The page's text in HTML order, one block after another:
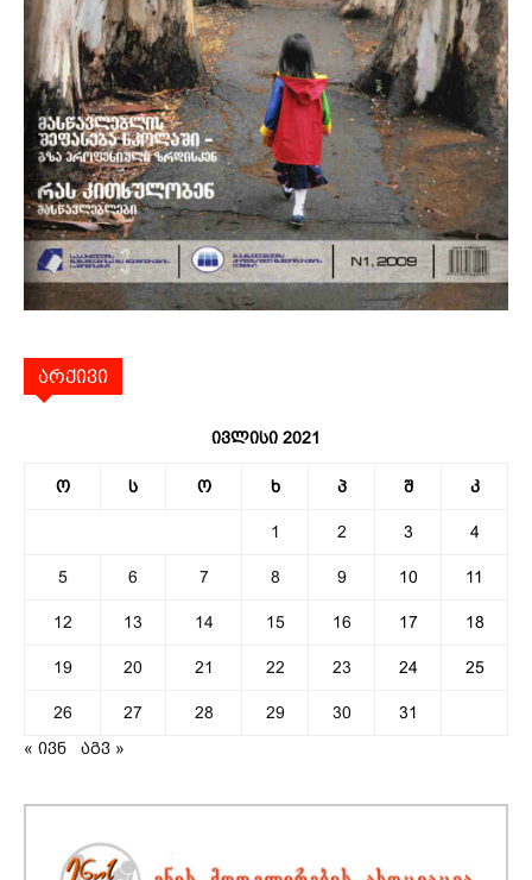
არქივი
ივლისი 2021
ო ს ო ხ პ შ კ
1 2 3 4
5 6 7 8 9 10 11
12 13 14 15 16 17 18
19 20 21 22 23 24 25
26 27 28 29 30
31
« ივნ
აგვ »